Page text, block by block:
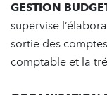
GESTION
supervise
sortie des
comptable et la